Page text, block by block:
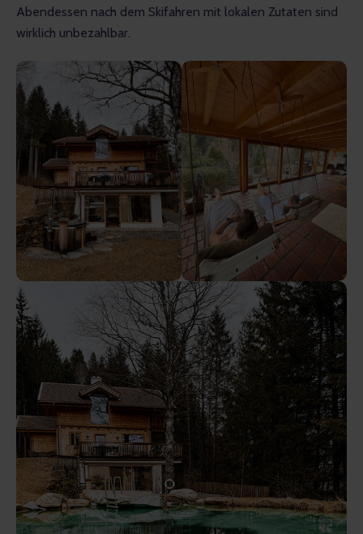
Abendessen nach dem Skifahren mit lokalen Zutaten sind
wirklich unbezahlbar.